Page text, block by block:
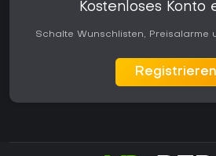
Kostenloses Konto
Schalte Wunschlisten, Preisalarme
Registrieren